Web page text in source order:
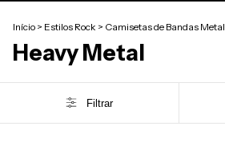
Início > Estilos Rock > Camisetas de Bandas Metal
Heavy Metal
Filtrar